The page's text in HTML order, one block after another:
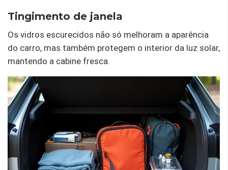
Tingimento de janela
Os vidros escurecidos não só melhoram a aparência
do carro, mas também protegem o interior da luz solar,
mantendo a cabine fresca.